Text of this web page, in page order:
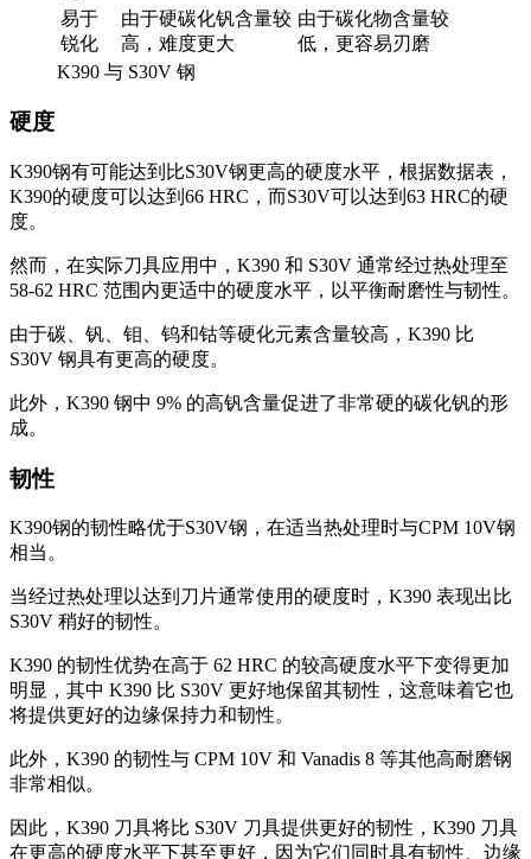
易于
锐化
由于硬碳化钒含量较
高，难度更大
由于碳化物含量较
低，更容易刃磨
K390 与 S30V 钢
硬度
K390钢有可能达到比S30V钢更高的硬度水平，根据数据表，
K390的硬度可以达到66 HRC，而S30V可以达到63 HRC的硬
度。
然而，在实际刀具应用中，K390 和 S30V 通常经过热处理至
58-62 HRC 范围内更适中的硬度水平，以平衡耐磨性与韧性。
由于碳、钒、钼、钨和钴等硬化元素含量较高，K390 比
S30V 钢具有更高的硬度。
此外，K390 钢中 9% 的高钒含量促进了非常硬的碳化钒的形
成。
韧性
K390钢的韧性略优于S30V钢，在适当热处理时与CPM 10V钢
相当。
当经过热处理以达到刀片通常使用的硬度时，K390 表现出比
S30V 稍好的韧性。
K390 的韧性优势在高于 62 HRC 的较高硬度水平下变得更加
明显，其中 K390 比 S30V 更好地保留其韧性，这意味着它也
将提供更好的边缘保持力和韧性。
此外，K390 的韧性与 CPM 10V 和 Vanadis 8 等其他高耐磨钢
非常相似。
因此，K390 刀具将比 S30V 刀具提供更好的韧性，K390 刀具
在更高的硬度水平下甚至更好，因为它们同时具有韧性、边缘